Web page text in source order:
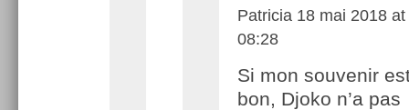
Patricia 18 mai 2018 at
08:28
Si mon souvenir
bon, Djoko n’a pas